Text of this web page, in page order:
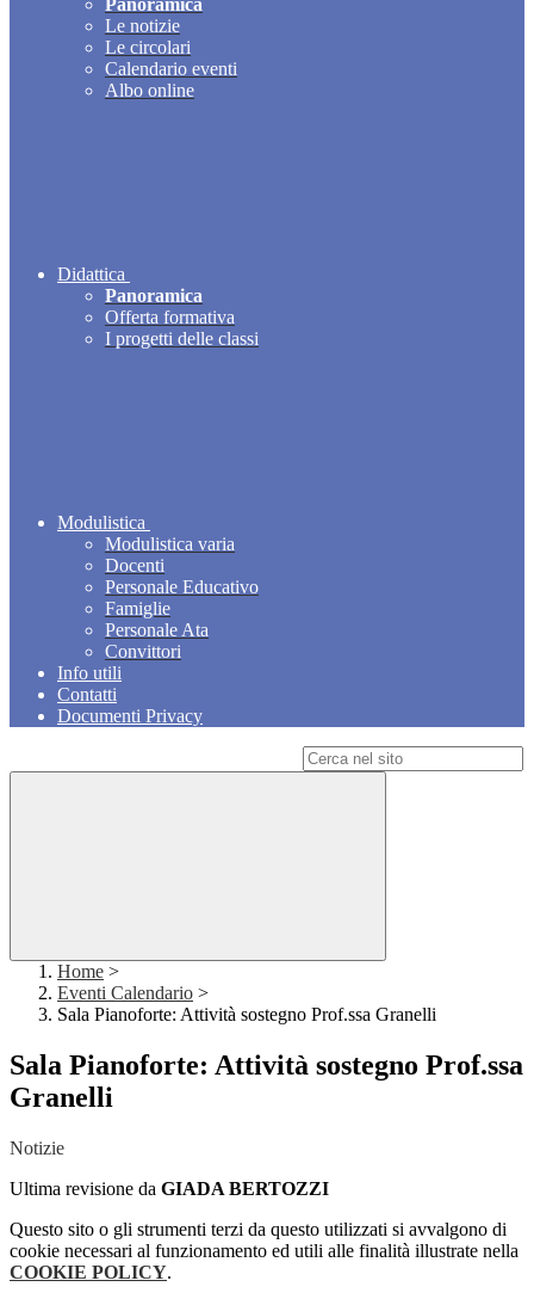
Panoramica
Le notizie
Le circolari
Calendario eventi
Albo online
Didattica
Panoramica
Offerta formativa
I progetti delle classi
Modulistica
Modulistica varia
Docenti
Personale Educativo
Famiglie
Personale Ata
Convittori
Info utili
Contatti
Documenti Privacy
Home >
Eventi Calendario >
Sala Pianoforte: Attività sostegno Prof.ssa Granelli
Sala Pianoforte: Attività sostegno Prof.ssa
Granelli
Notizie
Ultima revisione da GIADA BERTOZZI
Questo sito o gli strumenti terzi da questo utilizzati si avvalgono di
cookie necessari al funzionamento ed utili alle finalità illustrate nella
COOKIE POLICY.